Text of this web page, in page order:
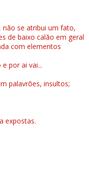
não se atribui um fato,
de baixo calão em geral
com elementos
por ai vai...
palavrões, insultos;
expostas.